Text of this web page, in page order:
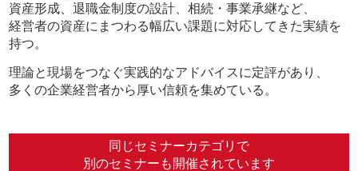
資産形成、退職金制度の設計、相続・事業承継など、
経営者の資産にまつわる幅広い課題に対応してきた実績を
持つ。
理論と現場をつなぐ実践的なアドバイスに定評があり、
多くの企業経営者から厚い信頼を集めている。
同じセミナーカテゴリで
別のセミナーも開催されています